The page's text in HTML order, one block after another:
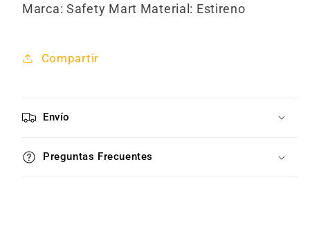
Marca: Safety Mart Material: Estireno
Compartir
Envío
Preguntas Frecuentes